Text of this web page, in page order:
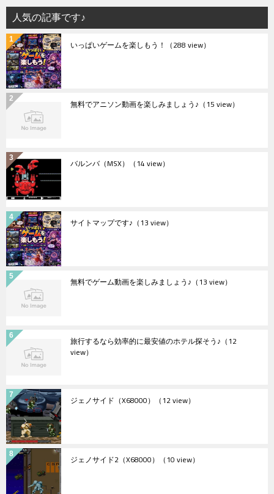
人気の記事です♪
いっぱいゲームを楽しもう！ （288 view）
無料でアニソン動画を楽しみましょう♪ （15 view）
バルンバ（MSX） （14 view）
サイトマップです♪ （13 view）
無料でゲーム動画を楽しみましょう♪ （13 view）
旅行するなら効率的に最安値のホテル探そう♪ （12
view）
ジェノサイド（X68000） （12 view）
ジェノサイド2（X68000） （10 view）